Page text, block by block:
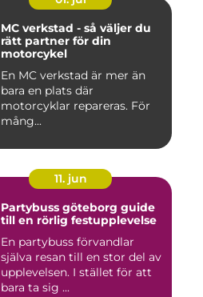
MC verkstad - så väljer du
rätt partner för din
motorcykel
En MC verkstad är mer än
bara en plats där
motorcyklar repareras. För
mång...
11. jun
Partybuss göteborg guide
till en rörlig festupplevelse
En partybuss förvandlar
själva resan till en stor del av
upplevelsen. I stället för att
bara ta sig ...